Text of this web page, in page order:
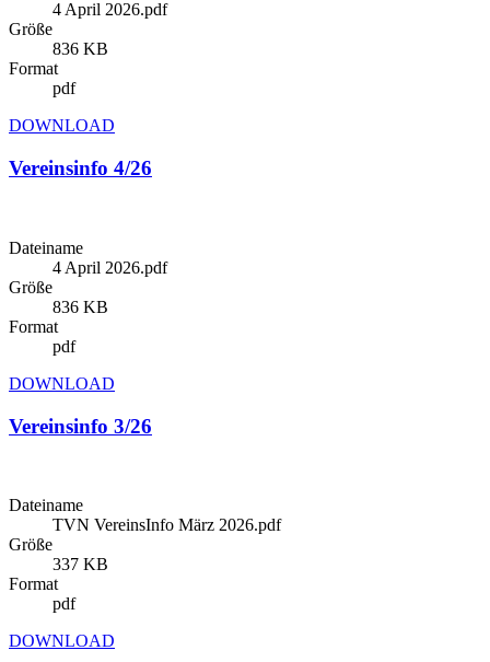
4 April 2026.pdf
Größe
836 KB
Format
pdf
DOWNLOAD
Vereinsinfo 4/26
Dateiname
4 April 2026.pdf
Größe
836 KB
Format
pdf
DOWNLOAD
Vereinsinfo 3/26
Dateiname
TVN VereinsInfo März 2026.pdf
Größe
337 KB
Format
pdf
DOWNLOAD